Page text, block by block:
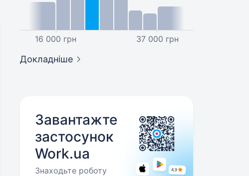
16 000 грн 37 000 грн
Докладніше
Завантажте
застосунок
Work.ua
Знаходьте роботу